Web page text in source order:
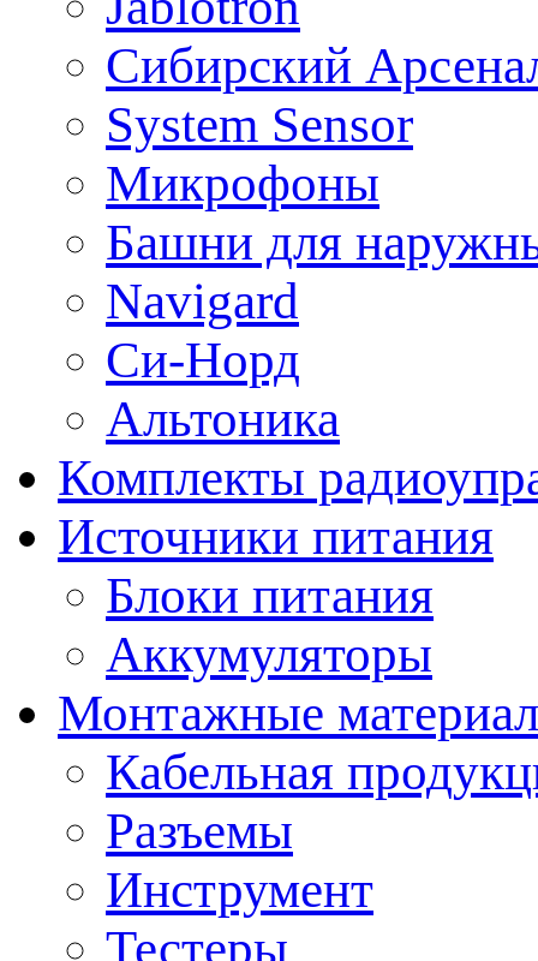
Сибирский
System Sensor
Микрофоны
Башни для
Navigard
Си-Норд
Альтоника
Комплекты
Источники питания
Блоки питания
Аккумуляторы
Монтажные
Кабельная
Разъемы
Инструмент
Тестеры